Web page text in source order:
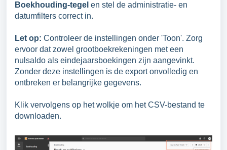
Boekhouding-tegel en stel de administratie- en
datumfilters correct in.
Let op: Controleer de instellingen onder 'Toon'. Zorg
ervoor dat zowel grootboekrekeningen met een
nulsaldo als eindejaarsboekingen zijn aangevinkt.
Zonder deze instellingen is de export onvolledig en
ontbreken er belangrijke gegevens.
Klik vervolgens op hetwolkje om het CSV-bestand te
downloaden.